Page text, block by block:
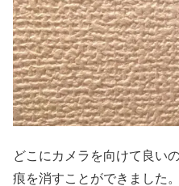
どこにカメラを向けて良い
痕を消すことができました